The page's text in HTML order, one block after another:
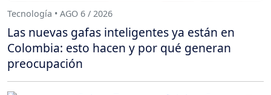
Tecnología • AGO 6 / 2026
Las nuevas gafas inteligentes ya están en
Colombia: esto hacen y por qué generan
preocupación